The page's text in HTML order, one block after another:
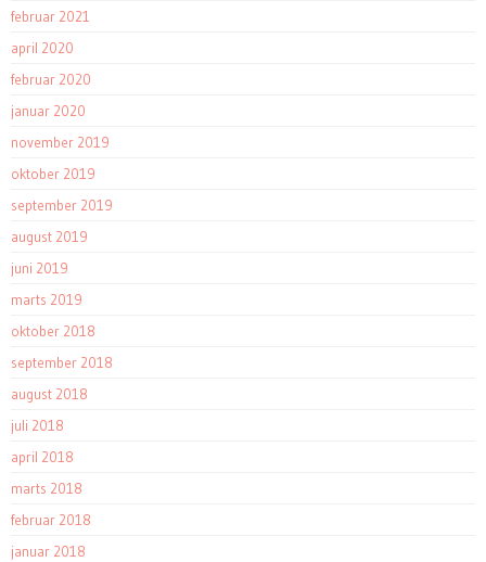
februar 2021
april 2020
februar 2020
januar 2020
november 2019
oktober 2019
september 2019
august 2019
juni 2019
marts 2019
oktober 2018
september 2018
august 2018
juli 2018
april 2018
marts 2018
februar 2018
januar 2018